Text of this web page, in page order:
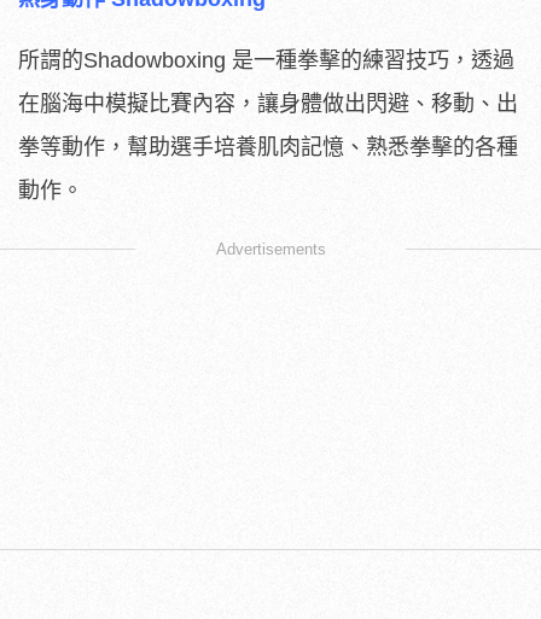
所謂的Shadowboxing 是一種拳擊的練習技巧，透過
在腦海中模擬比賽內容，讓身體做出閃避、移動、出
拳等動作，幫助選手培養肌肉記憶、熟悉拳擊的各種
動作。
Advertisements